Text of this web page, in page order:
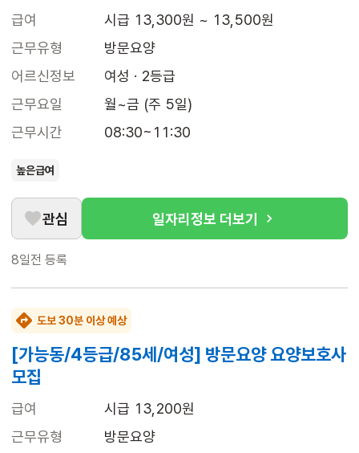
급여
시급 13,300원 ~ 13,500원
근무유형
방문요양
어르신정보
여성 · 2등급
근무요일
월~금 (주 5일)
근무시간
08:30~11:30
높은급여
관심 일자리정보 더보기
8일전 등록
도보 30분 이상 예상
[가능동/4등급/85세/여성] 방문요양 요양보호사
모집
급여
시급 13,200원
근무유형
방문요양